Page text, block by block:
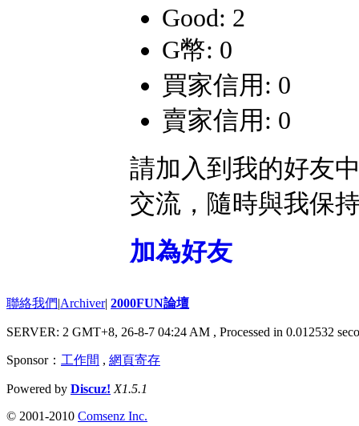
Good: 2
G幣: 0
買家信用: 0
賣家信用: 0
請加入到我的好友
交流，隨時與我保
加為好友
聯絡我們|Archiver| 2000FUN論壇
SERVER: 2 GMT+8, 26-8-7 04:24 AM , Processed in 0.012532
Sponsor： 工作間 , 網頁寄存
Powered by Discuz! X1.5.1
© 2001-2010 Comsenz Inc.